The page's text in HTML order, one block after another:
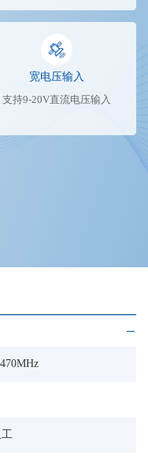
宽电压输入
支持9-20V直流电压输入